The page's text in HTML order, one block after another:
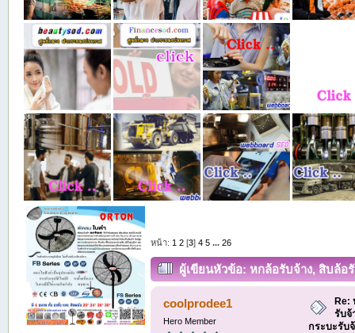
หน้า: 1 2[3] 4 5 ... 26
ผู้เขียนหัวข้อ: หกล้อรับจ้าง, สิบล้อ
coolprodee1
Hero Member
Re:
รับจ้
กระบะรับ